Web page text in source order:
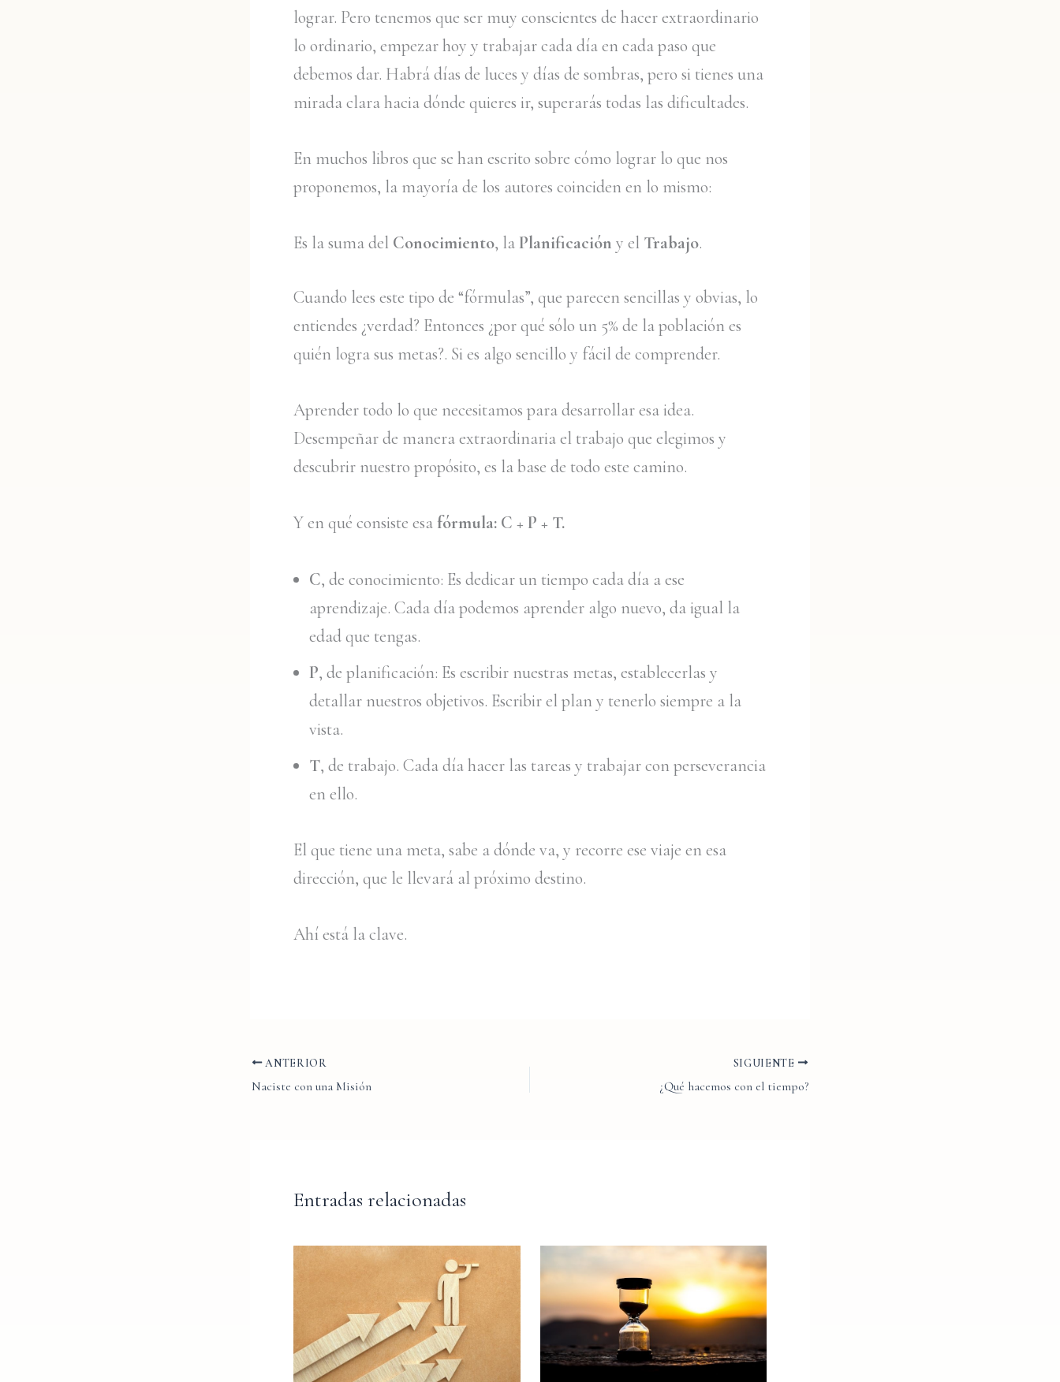
lograr. Pero tenemos que ser muy conscientes de hacer extraordinario
lo ordinario, empezar hoy y trabajar cada día en cada paso que
debemos dar. Habrá días de luces y días de sombras, pero si tienes una
mirada clara hacia dónde quieres ir, superarás todas las dificultades.
En muchos libros que se han escrito sobre cómo lograr lo que nos
proponemos, la mayoría de los autores coinciden en lo mismo:
Es la suma del Conocimiento, la Planificación y el Trabajo.
Cuando lees este tipo de “fórmulas”, que parecen sencillas y obvias, lo
entiendes ¿verdad? Entonces ¿por qué sólo un 5% de la población es
quién logra sus metas?. Si es algo sencillo y fácil de comprender.
Aprender todo lo que necesitamos para desarrollar esa idea.
Desempeñar de manera extraordinaria el trabajo que elegimos y
descubrir nuestro propósito, es la base de todo este camino.
Y en qué consiste esafórmula: C + P + T.
C, de conocimiento: Es dedicar un tiempo cada día a ese
aprendizaje. Cada día podemos aprender algo nuevo, da igual la
edad que tengas.
P, de planificación: Es escribir nuestras metas, establecerlas y
detallar nuestros objetivos. Escribir el plan y tenerlo siempre a la
vista.
T, de trabajo. Cada día hacer las tareas y trabajar con perseverancia
en ello.
El que tiene una meta, sabe a dónde va, y recorre ese viaje en esa
dirección, que le llevará al próximo destino.
Ahí está la clave.
ANTERIOR
Naciste con una Misión
SIGUIENTE
¿Qué hacemos con el tiempo?
Entradas relacionadas